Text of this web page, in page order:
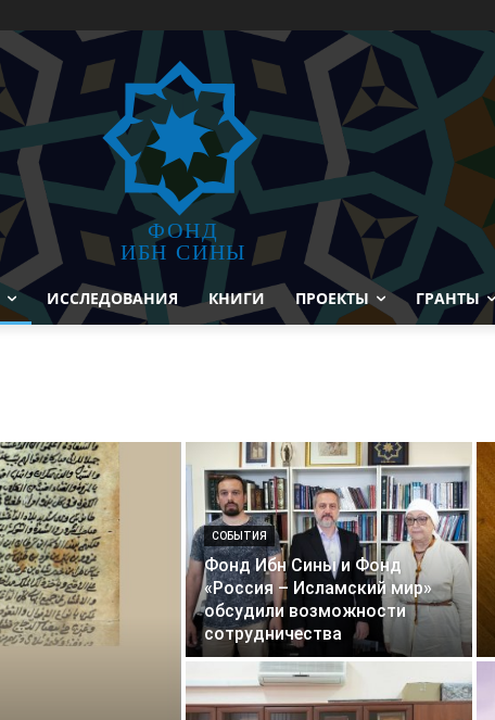
ФОНД
ИБН СИНЫ
ИССЛЕДОВАНИЯ КНИГИ ПРОЕКТЫ ГРАНТЫ
СОБЫТИЯ
Фонд Ибн Сины и Фонд
«Россия – Исламский мир»
обсудили возможности
сотрудничества